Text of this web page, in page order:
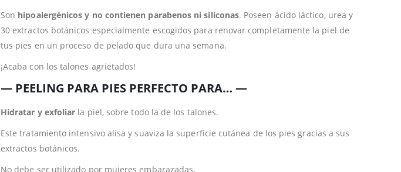
Son hipoalergénicos y no contienen parabenos ni siliconas. Poseen ácido láctico, urea y
30 extractos botánicos especialmente escogidos para renovar completamente la piel de
tus pies en un proceso de pelado que dura una semana.
¡Acaba con los talones agrietados!
— PEELING PARA PIES PERFECTO PARA… —
Hidratar y exfoliar la piel, sobre todo la de los talones.
Este tratamiento intensivo alisa y suaviza la superficie cutánea de los pies gracias a sus
extractos botánicos.
No debe ser utilizado por mujeres embarazadas.